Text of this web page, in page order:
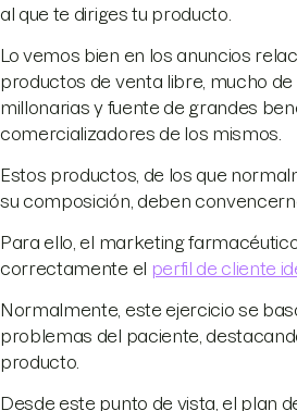
al que te diriges tu producto.
Lo vemos bien en los anuncios
productos de venta libre, mucho
millonarias y fuente de grandes
comercializadores de los mismos.
Estos productos, de los que
su composición, deben
Para ello, el marketing
correctamente el perfil de cliente
Normalmente, este ejercicio se
problemas del paciente,
producto.
Desde este punto de vista, el plan